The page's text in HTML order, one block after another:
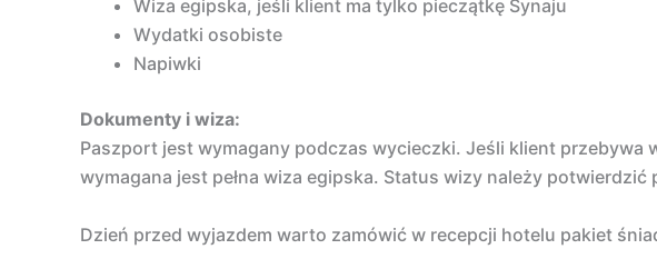
Wiza egipska, jeśli klient ma tylko pieczątkę Synaju
Wydatki osobiste
Napiwki
Dokumenty i wiza:
Paszport jest wymagany podczas wycieczki. Jeśli klient przebywa
wymagana jest pełna wiza egipska. Status wizy należy potwierdzić
Dzień przed wyjazdem warto zamówić w recepcji hotelu pakiet